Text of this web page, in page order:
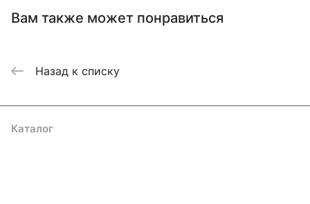
Вам также может понравиться
Назад к списку
Каталог